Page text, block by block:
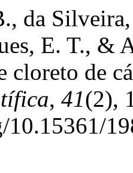
da
E. T., &
cloreto de
, 41(2),